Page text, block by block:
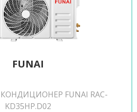
FUNAI
FUNAI RAC-
KD35HP.D02